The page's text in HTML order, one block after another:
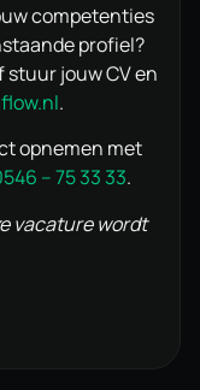
competenties
profiel?
stuur jouw CV en
.
opnemen met
– 75 33 33.
vacature wordt